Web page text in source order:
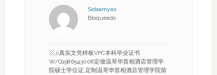
Sidaamyas
Bloqueado
▧♫真实文凭样板VPC本科毕业证书
W/Q1986543008定做温哥华首相酒店管理学
院硕士学位证,定制温哥华首相酒店管理学院留